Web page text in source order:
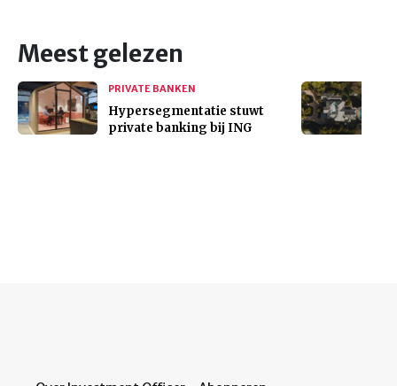
Meest gelezen
PRIVATE BANKEN
Hypersegmentatie stuwt
private banking bij ING